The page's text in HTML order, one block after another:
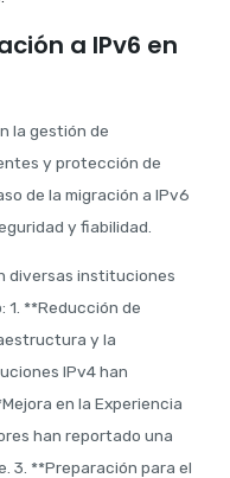
a IPv6 en
la gestión de
y protección de
de la migración a IPv6
y fiabilidad.
diversas instituciones
**Reducción de
y la
IPv4 han
en la Experiencia
han reportado una
3. **Preparación para el